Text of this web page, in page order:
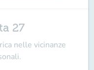
27
nelle vicinanze